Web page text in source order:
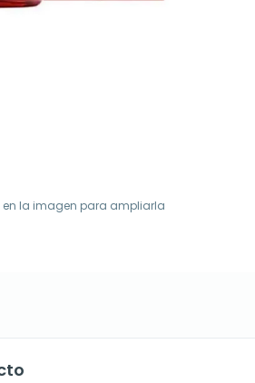
en la imagen para ampliarla